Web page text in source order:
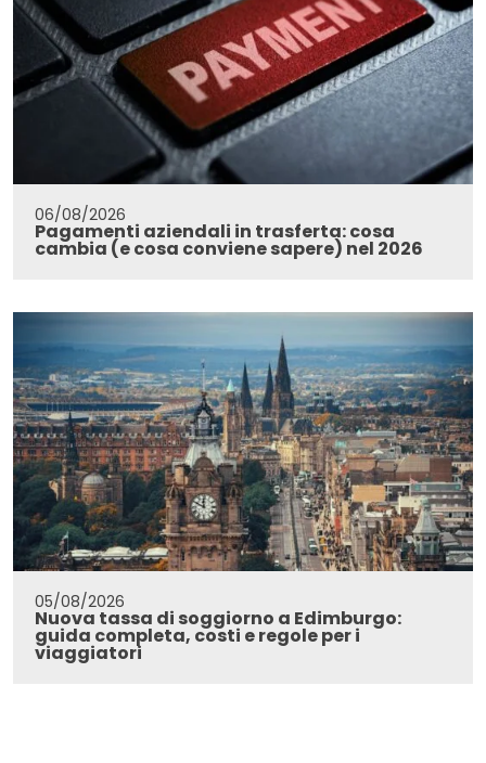
06/08/2026
Pagamenti aziendali in trasferta: cosa
cambia (e cosa conviene sapere) nel 2026
05/08/2026
Nuova tassa di soggiorno a Edimburgo:
guida completa, costi e regole per i
viaggiatori